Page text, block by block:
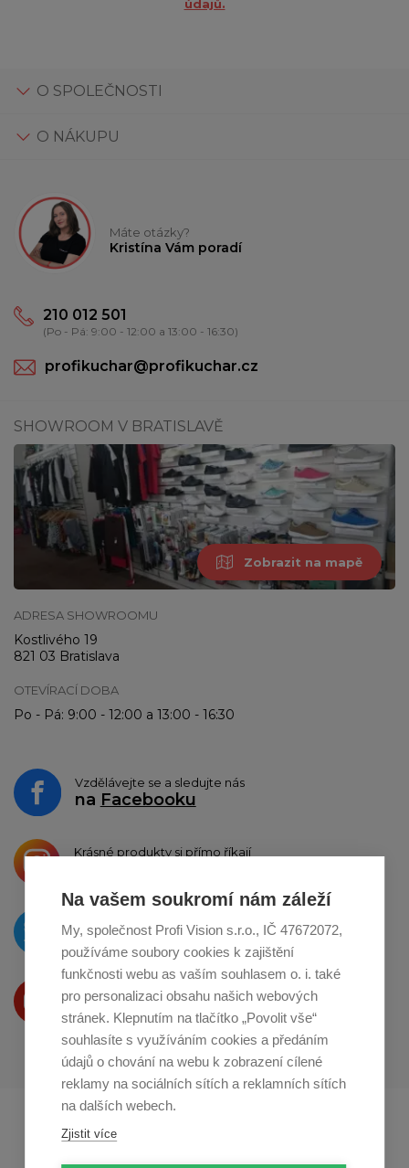
údajů.
O SPOLEČNOSTI
O NÁKUPU
Máte otázky?
Kristína Vám poradí
210 012 501
(Po - Pá: 9:00 - 12:00 a 13:00 - 16:30)
profikuchar@profikuchar.cz
SHOWROOM V BRATISLAVĚ
Zobrazit na mapě
ADRESA SHOWROOMU
Kostlivého 19
821 03 Bratislava
OTEVÍRACÍ DOBA
Po - Pá: 9:00 - 12:00 a 13:00 - 16:30
Vzdělávejte se a sledujte nás
na Facebooku
Krásné produkty si přímo říkají
O novinkách píšeme
naTwitteru
Produkty Vám představujeme
na Youtube
Profikuchar.sk
Na vašem soukromí nám záleží
My, společnost Profi Vision s.r.o., IČ 47672072,
používáme soubory cookies k zajištění
funkčnosti webu as vaším souhlasem o. i. také
pro personalizaci obsahu našich webových
stránek. Klepnutím na tlačítko „Povolit vše“
souhlasíte s využíváním cookies a předáním
údajů o chování na webu k zobrazení cílené
reklamy na sociálních sítích a reklamních sítích
na dalších webech.
Zjistit více